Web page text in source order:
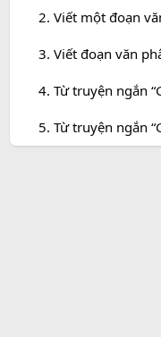
2. Viết một đoạn
3. Viết đoạn văn
4. Từ truyện ngắn
5. Từ truyện ngắn